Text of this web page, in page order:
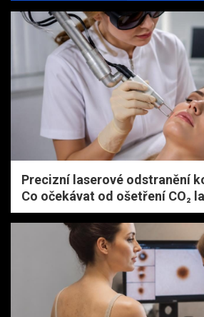
Precizní laserové odstranění
Co očekávat od ošetření CO₂